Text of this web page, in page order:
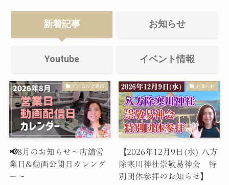
新着記事 お知らせ
Youtube イベント情報
ピーコック通信
📢8月のお知らせ〜店舗営
業日&動画公開日カレンダ
ー〜
お知らせ
【2026年12月9日(水) 八方
除寒川神社崇敬易神会 特
別団体参拝のお知らせ】